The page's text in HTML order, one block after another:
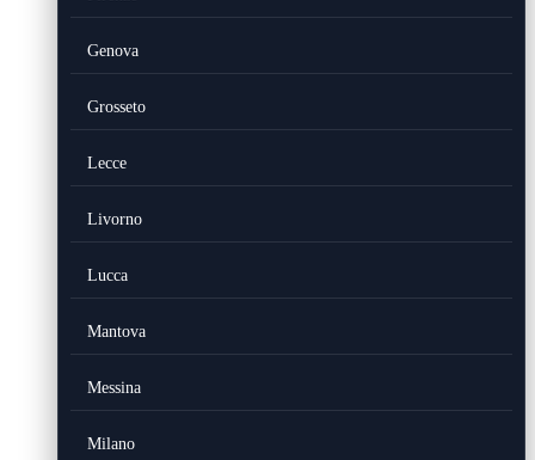
Genova
Grosseto
Lecce
Livorno
Lucca
Mantova
Messina
Milano